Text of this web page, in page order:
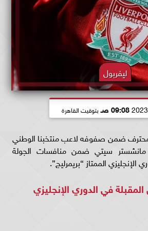
ليفربول
09:08 صـ بتوقيت القاهرة
ضمن صفوفه لاعب منتخبنا الوطني
سيتي ضمن منافسات الجولة
الإنجليزي الممتاز “بريمرليج”.
في الدوري الإنجليزي